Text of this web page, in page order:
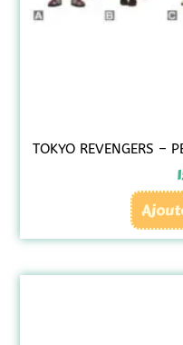
TOKYO REVENGERS –